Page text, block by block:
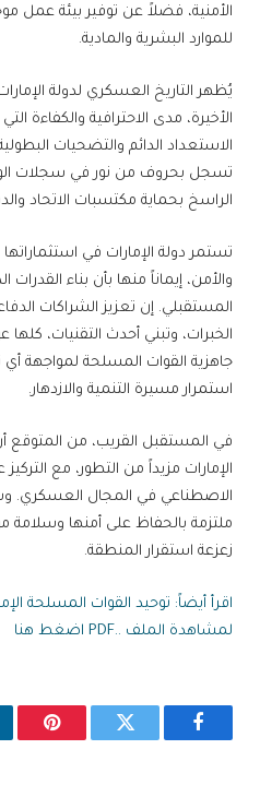
الأمنية، فضلاً عن توفير بيئة عمل
للموارد البشرية والمادية.
يُظهر التاريخ العسكري لدولة
الأخيرة، مدى الاحترافية والكفاءة
الاستعداد الدائم والتضحيات
تسجل بحروف من نور في سجلات
الراسخ بحماية مكتسبات الاتحاد
تستمر دولة الإمارات في
والأمن، إيماناً منها بأن بناء القدرات
المستقبلي. إن تعزيز الشراكات
الخبرات، وتبني أحدث التقنيات،
جاهزية القوات المسلحة لمواجهة
استمرار مسيرة التنمية والازدهار.
في المستقبل القريب، من المتوقع
الإمارات مزيداً من التطور، مع
الاصطناعي في المجال العسكري.
ملتزمة بالحفاظ على أمنها وسلامة
زعزعة استقرار المنطقة.
اقرأ أيضاً: توحيد القوات المسلحة
لمشاهدة الملف ..PDF اضغط هنا
فيسبوك تويتر